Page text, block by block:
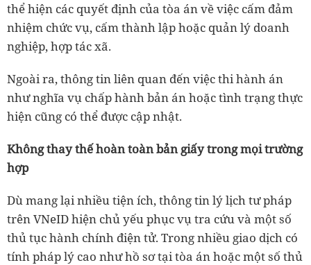
thể hiện các quyết định của tòa án về việc cấm đảm
nhiệm chức vụ, cấm thành lập hoặc quản lý doanh
nghiệp, hợp tác xã.
Ngoài ra, thông tin liên quan đến việc thi hành án
như nghĩa vụ chấp hành bản án hoặc tình trạng thực
hiện cũng có thể được cập nhật.
Không thay thế hoàn toàn bản giấy trong mọi trường
hợp
Dù mang lại nhiều tiện ích, thông tin lý lịch tư pháp
trên VNeID hiện chủ yếu phục vụ tra cứu và một số
thủ tục hành chính điện tử. Trong nhiều giao dịch có
tính pháp lý cao như hồ sơ tại tòa án hoặc một số thủ